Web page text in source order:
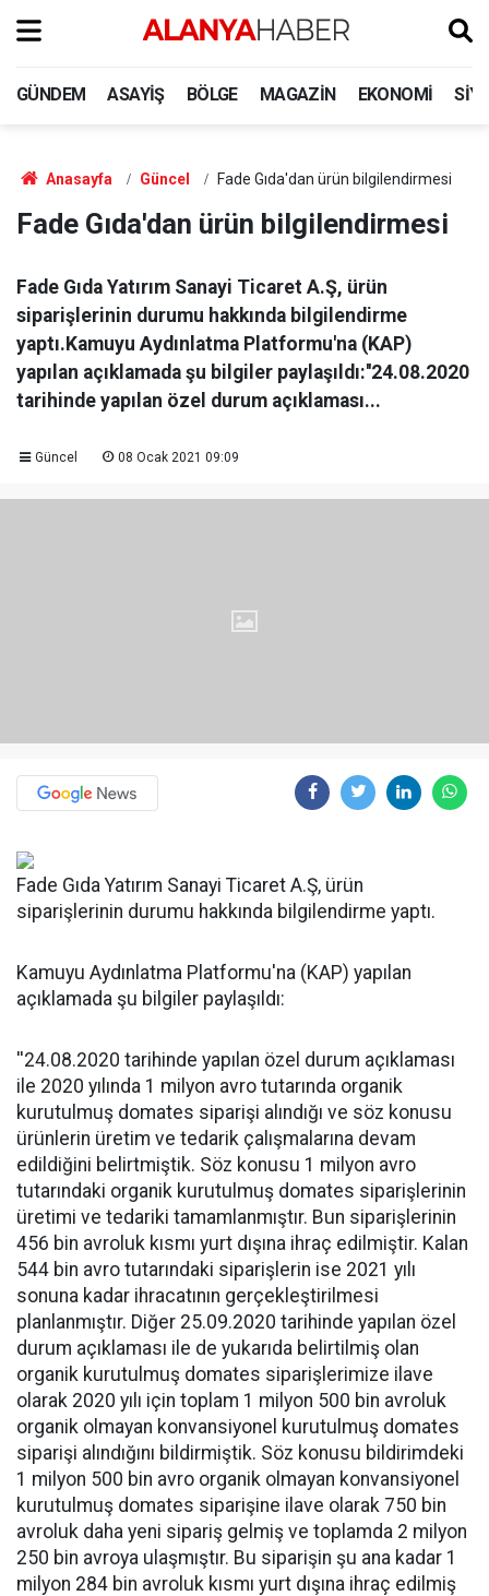
GÜNDEM ASAYIŞ BÖLGE MAGAZIN EKONOMI
Anasayfa Güncel Fade Gıda'dan ürün bilgilendirmesi
Fade Gıda'dan ürün bilgilendirmesi
Fade Gıda Yatırım Sanayi Ticaret A.Ş, ürün
siparişlerinin durumu hakkında bilgilendirme
yaptı.Kamuyu Aydınlatma Platformu'na (KAP)
yapılan açıklamada şu bilgiler paylaşıldı:''24.08.2020
tarihinde yapılan özel durum açıklaması...
Güncel 08 Ocak 2021 09:09
Fade Gıda Yatırım Sanayi Ticaret A.Ş, ürün
siparişlerinin durumu hakkında bilgilendirme yaptı.
Kamuyu Aydınlatma Platformu'na (KAP) yapılan
açıklamada şu bilgiler paylaşıldı:
''24.08.2020 tarihinde yapılan özel durum açıklaması
ile 2020 yılında 1 milyon avro tutarında organik
kurutulmuş domates siparişi alındığı ve söz konusu
ürünlerin üretim ve tedarik çalışmalarına devam
edildiğini belirtmiştik. Söz konusu 1 milyon avro
tutarındaki organik kurutulmuş domates siparişlerinin
üretimi ve tedariki tamamlanmıştır. Bun siparişlerinin
456 bin avroluk kısmı yurt dışına ihraç edilmiştir. Kalan
544 bin avro tutarındaki siparişlerin ise 2021 yılı
sonuna kadar ihracatının gerçekleştirilmesi
planlanmıştır. Diğer 25.09.2020 tarihinde yapılan özel
durum açıklaması ile de yukarıda belirtilmiş olan
organik kurutulmuş domates siparişlerimize ilave
olarak 2020 yılı için toplam 1 milyon 500 bin avroluk
organik olmayan konvansiyonel kurutulmuş domates
siparişi alındığını bildirmiştik. Söz konusu bildirimdeki
1 milyon 500 bin avro organik olmayan konvansiyonel
kurutulmuş domates siparişine ilave olarak 750 bin
avroluk daha yeni sipariş gelmiş ve toplamda 2 milyon
250 bin avroya ulaşmıştır. Bu siparişin şu ana kadar 1
milyon 284 bin avroluk kısmı yurt dışına ihraç edilmiş